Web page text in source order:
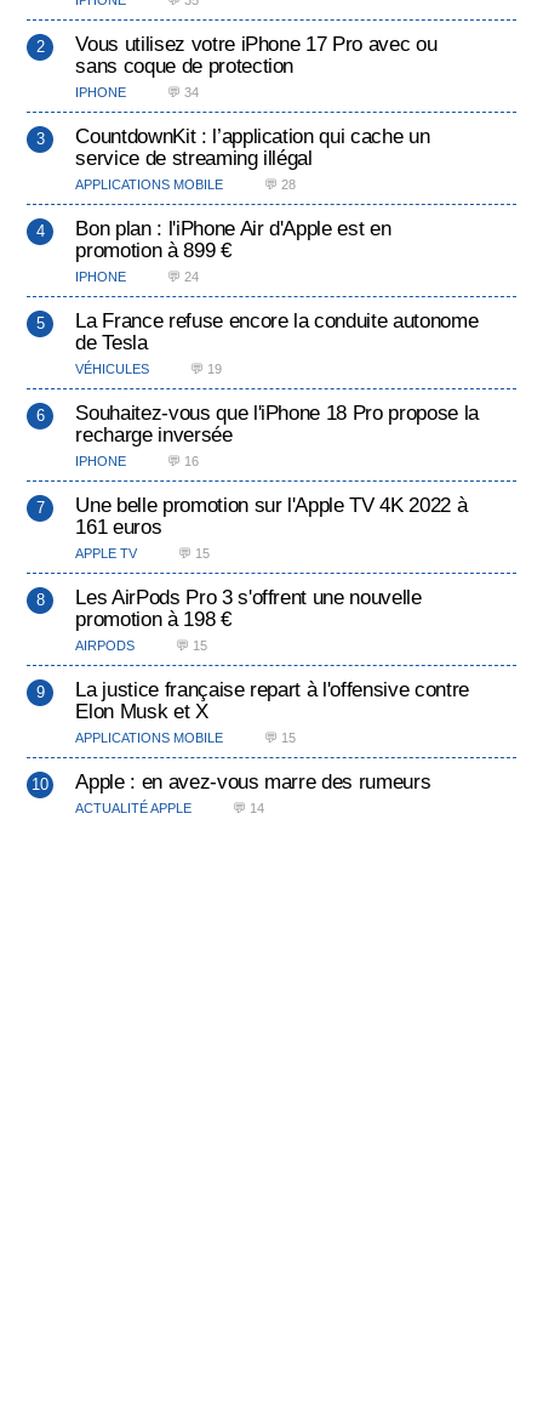
Vous utilisez votre iPhone 17 Pro avec ou
sans coque de protection
IPHONE 💬 34
CountdownKit : l’application qui cache un
service de streaming illégal
APPLICATIONS MOBILE 💬 28
Bon plan : l'iPhone Air d'Apple est en
promotion à 899 €
IPHONE 💬 24
La France refuse encore la conduite autonome
de Tesla
VÉHICULES 💬 19
Souhaitez-vous que l'iPhone 18 Pro propose la
recharge inversée
IPHONE 💬 16
Une belle promotion sur l'Apple TV 4K 2022 à
161 euros
APPLE TV 💬 15
Les AirPods Pro 3 s'offrent une nouvelle
promotion à 198 €
AIRPODS 💬 15
La justice française repart à l'offensive contre
Elon Musk et X
APPLICATIONS MOBILE 💬 15
Apple : en avez-vous marre des rumeurs
ACTUALITÉ APPLE 💬 14